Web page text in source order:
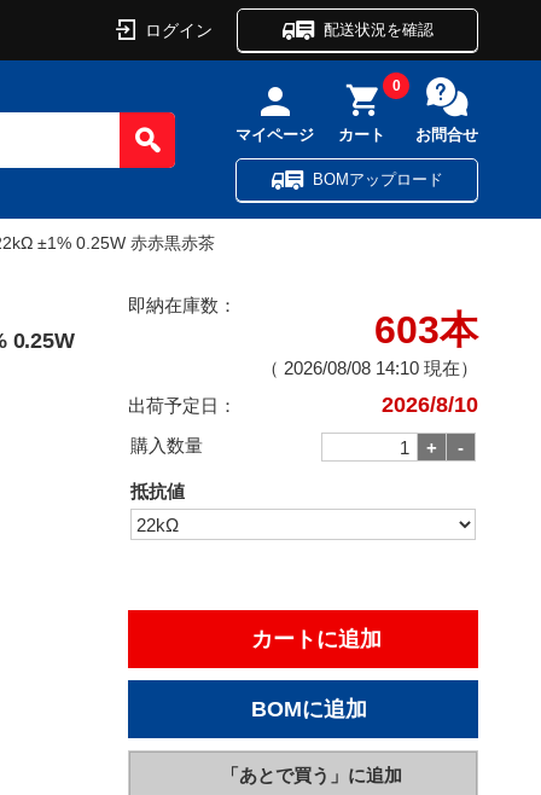
ログイン 配送状況を確認
マイページ カート
0
お問合せ
BOMアップロード
±1% 0.25W 赤赤黒赤茶
0.25W
即納在庫数：
603本
（ 2026/08/08 14:10 現在）
出荷予定日：
2026/8/10
購入数量
抵抗値